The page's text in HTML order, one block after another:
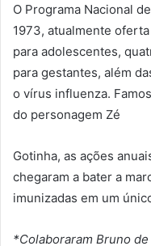
O Programa Nacional
1973, atualmente
para adolescentes,
para gestantes, além
o vírus influenza.
do personagem Zé
Gotinha, as ações
chegaram a bater a
imunizadas em um
*Colaboraram Bruno